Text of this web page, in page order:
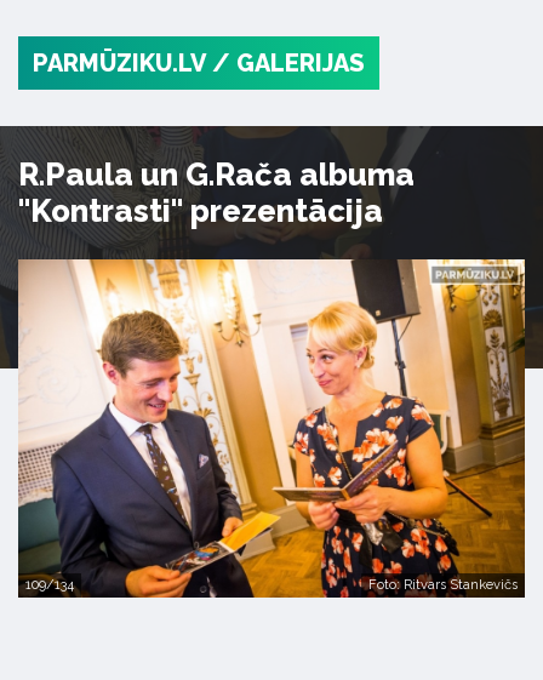
PARMŪZIKU.LV / GALERIJAS
R.Paula un G.Rača albuma
"Kontrasti" prezentācija
109/134 Foto: Ritvars Stankevičs